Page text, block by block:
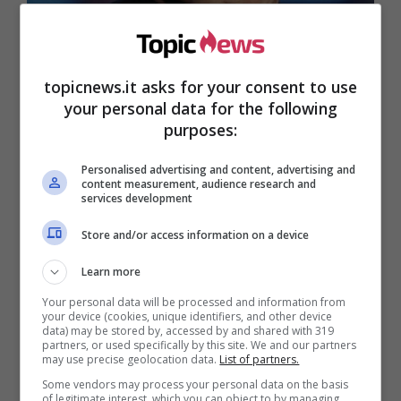
La fama di Paolo Bonolislo precede quasi
ovunque . I suoi programmi sono sempre sulla
cresta dell’onda e registrano ascolti da record
ad ogni puntata. Ecco che, un evento così
topicnews.it asks for your consent to use
your personal data for the following
purposes:
Personalised advertising and content, advertising and
content measurement, audience research and
services development
Store and/or access information on a device
Learn more
Your personal data will be processed and information from
your device (cookies, unique identifiers, and other device
data) may be stored by, accessed by and shared with 319
partners, or used specifically by this site. We and our partners
may use precise geolocation data. List of partners.
Some vendors may process your personal data on the basis